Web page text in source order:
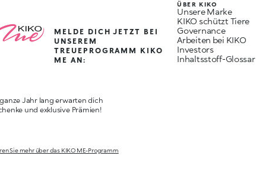
MELDE DICH JETZT BEI
UNSEREM
TREUEPROGRAMM KIKO
ME AN:
Jahr lang erwarten dich
und exklusive Prämien!
Sie mehr über das KIKO ME-Programm
ÜBER KIKO
Unsere Marke
KIKO schützt Tiere
Governance
Arbeiten bei KIKO
Investors
Inhaltsstoff-Glossar